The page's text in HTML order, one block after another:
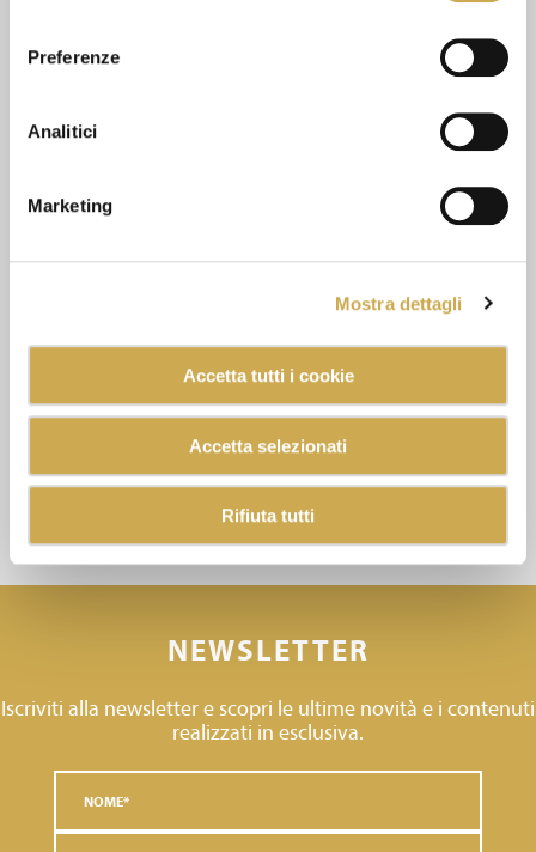
Preferenze
Analitici
Marketing
Mostra dettagli
Accetta tutti i cookie
Accetta selezionati
Rifiuta tutti
NEWSLETTER
Iscriviti alla newsletter e scopri le ultime novità e i contenuti
realizzati in esclusiva.